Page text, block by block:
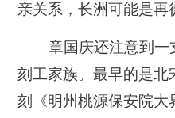
亲关系，长洲可能是再
章国庆还注意到一
刻工家族。最早的是北
刻《明州桃源保安院大